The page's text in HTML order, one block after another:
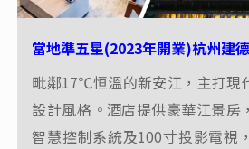
當地準五星(2023年開業)杭州建
毗鄰17℃恒溫的新安江，主打現
設計風格‌。酒店提供豪華江景房
智慧控制系統及100寸投影電視